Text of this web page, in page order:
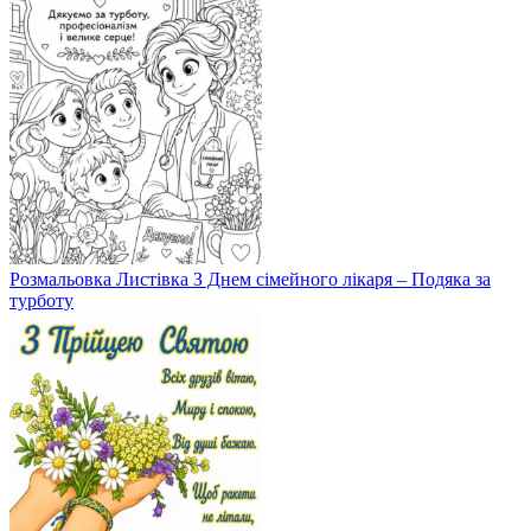
Розмальовка Листівка З Днем сімейного лікаря – Подяка за
турботу